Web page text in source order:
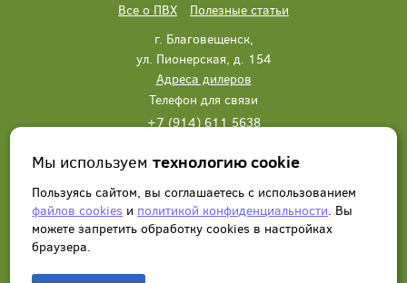
Все о ПВХ
Полезные статьи
г. Благовещенск,
ул. Пионерская, д. 154
Адреса дилеров
Телефон для связи
+7 (914) 611 5638
Написать нам Заказать звонок
Мы используемтехнологию cookie
Пользуясь сайтом, вы соглашаетесь с использованием
файлов cookies и политикой конфиденциальности. Вы
можете запретить обработку сookies в настройках
браузера.